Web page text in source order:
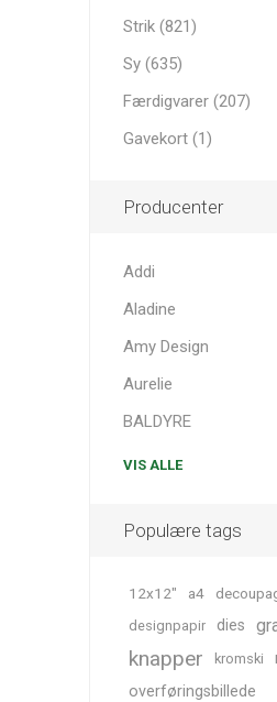
Strik (821)
Sy (635)
Færdigvarer (207)
Gavekort (1)
Producenter
Addi
Aladine
Amy Design
Aurelie
BALDYRE
VIS ALLE
Populære tags
12x12" a4
designpapir dies
knapper kromski
overføringsbillede